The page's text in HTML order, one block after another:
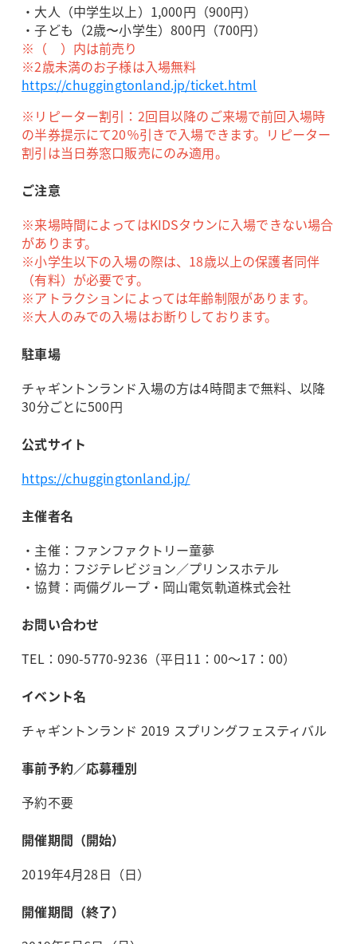
・大人（中学生以上）1,000円（900円）
・子ども（2歳〜小学生）800円（700円）
※（ ）内は前売り
※2歳未満のお子様は入場無料
https://chuggingtonland.jp/ticket.html
※リピーター割引：2回目以降のご来場で前回入場時
の半券提示にて20％引きで入場できます。リピーター
割引は当日券窓口販売にのみ適用。
ご注意
※来場時間によってはKIDSタウンに入場できない場合
があります。
※小学生以下の入場の際は、18歳以上の保護者同伴
（有料）が必要です。
※アトラクションによっては年齢制限があります。
※大人のみでの入場はお断りしております。
駐車場
チャギントンランド入場の方は4時間まで無料、以降
30分ごとに500円
公式サイト
https://chuggingtonland.jp/
主催者名
・主催：ファンファクトリー童夢
・協力：フジテレビジョン／プリンスホテル
・協賛：両備グループ・岡山電気軌道株式会社
お問い合わせ
TEL：090-5770-9236（平日11：00～17：00）
イベント名
チャギントンランド 2019 スプリングフェスティバル
事前予約／応募種別
予約不要
開催期間（開始）
2019年4月28日（日）
開催期間（終了）